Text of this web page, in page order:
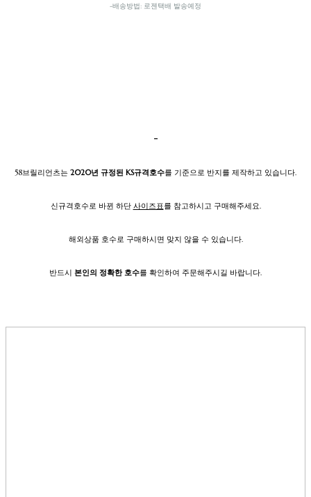
-배송방법: 로젠택배 발송예정
-
58브릴리언츠는 2020년 규정된 KS규격호수를 기준으로 반지를 제작하고 있습니다.
신규격호수로 바뀐 하단 사이즈표를 참고하시고 구매해주세요.
해외상품 호수로 구매하시면 맞지 않을 수 있습니다.
반드시 본인의 정확한 호수를 확인하여 주문해주시길 바랍니다.